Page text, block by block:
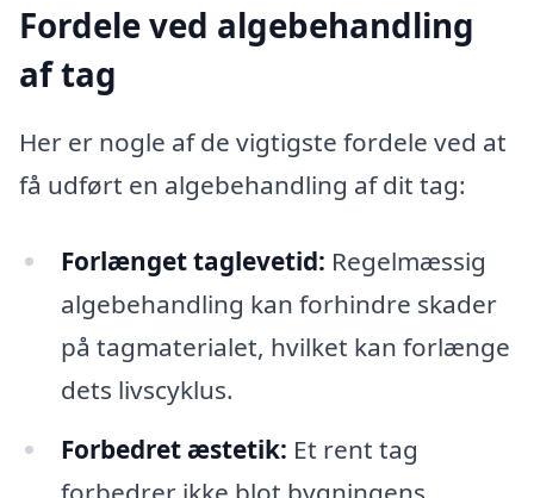
Fordele ved algebehandling
af tag
Her er nogle af de vigtigste fordele ved at
få udført en algebehandling af dit tag:
Forlænget taglevetid: Regelmæssig
algebehandling kan forhindre skader
på tagmaterialet, hvilket kan forlænge
dets livscyklus.
Forbedret æstetik: Et rent tag